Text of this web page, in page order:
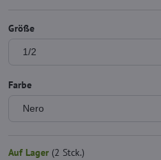
Größe
Farbe
Auf Lager (2 Stck.)